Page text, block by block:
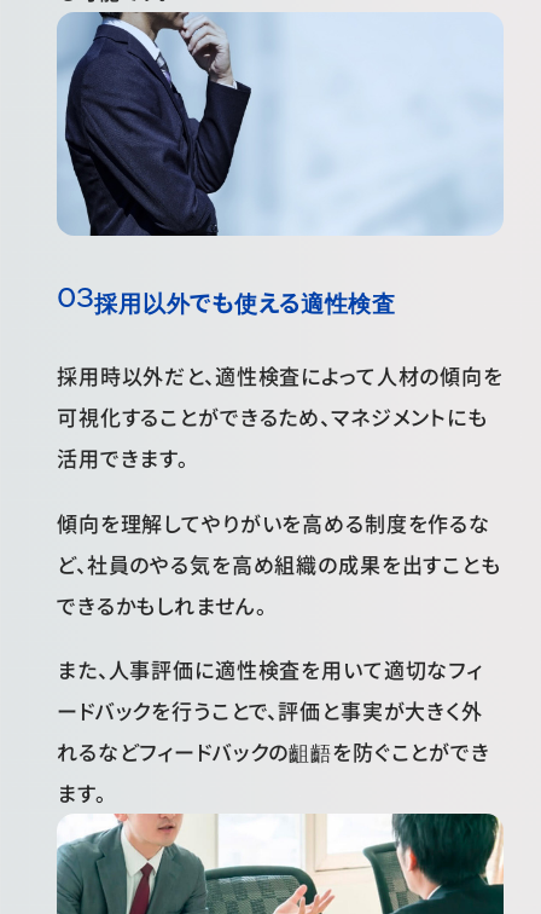
採用以外でも使える適性検査
採用時以外だと、適性検査によって人材の傾向を
可視化することができるため、マネジメントにも
活用できます。
傾向を理解してやりがいを高める制度を作るな
ど、社員のやる気を高め組織の成果を出すことも
できるかもしれません。
また、人事評価に適性検査を用いて適切なフィ
ードバックを行うことで、評価と事実が大きく外
れるなどフィードバックの齟齬を防ぐことができ
ます。